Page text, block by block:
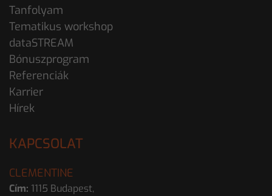
Tanfolyam
Tematikus workshop
dataSTREAM
Bónuszprogram
Referenciák
Karrier
Hírek
KAPCSOLAT
CLEMENTINE
Cím: 1115 Budapest,